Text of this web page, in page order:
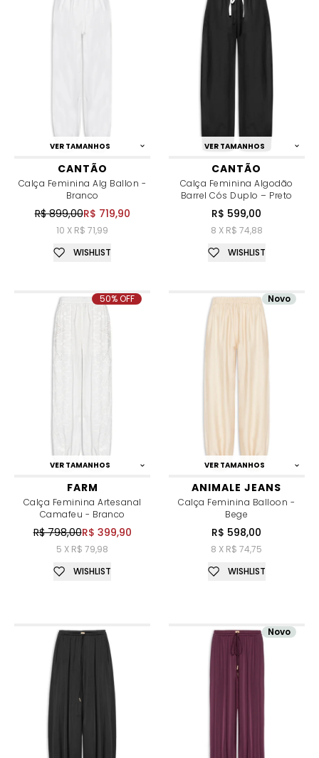
VER TAMANHOS
CANTÃO
Calça Feminina Alg Ballon -
Branco
R$ 899,00R$ 719,90
10 X R$ 71,99
WISHLIST
VER TAMANHOS
CANTÃO
Calça Feminina Algodão
Barrel Cós Duplo – Preto
R$ 599,00
8 X R$ 74,88
WISHLIST
VER TAMANHOS
FARM
Calça Feminina Artesanal
Camafeu - Branco
R$ 798,00R$ 399,90
5 X R$ 79,98
50% OFF
WISHLIST
VER TAMANHOS
ANIMALE JEANS
Calça Feminina Balloon -
Bege
R$ 598,00
8 X R$ 74,75
Novo
WISHLIST
Novo